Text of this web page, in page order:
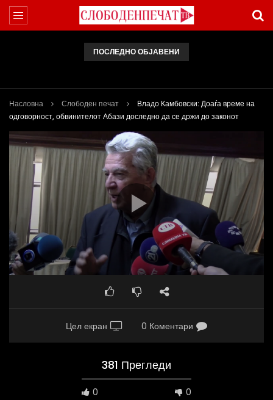
ПОСЛЕДНО ОБЈАВЕНИ
Насловна Слободен печат
Владо Камбовски: Доаѓа време на
одговорност, обвинителот Абази доследно да се држи до законот
Цел екран 0 Коментари
381 Прегледи
0 0